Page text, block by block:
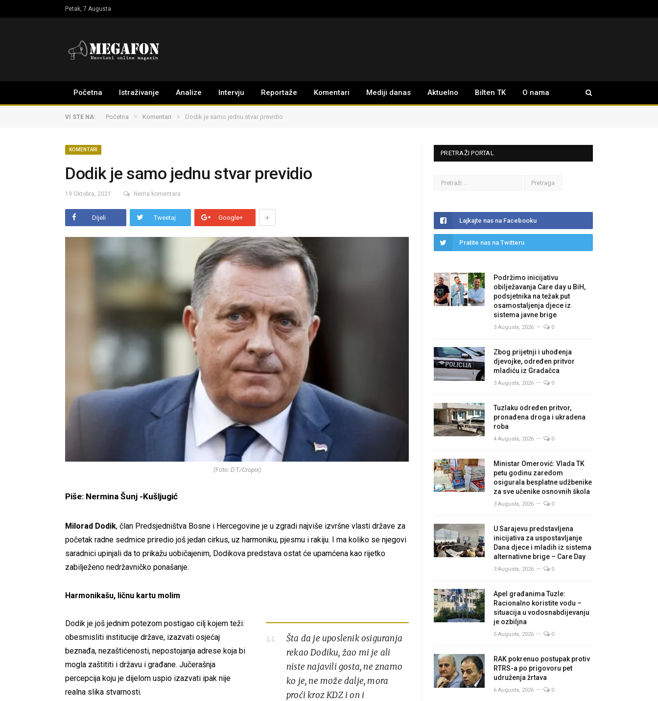
Petak, 7 Augusta
Početna Istraživanje Analize Intervju Reportaže Komentari Mediji danas Aktuelno Bilten TK O nama
VI STE NA: Početna » Komentari » Dodik je samo jednu stvar previdio
KOMENTARI
Dodik je samo jednu stvar previdio
19 Oktobra, 2021 Nema komentara
Dijeli Tweetaj Google+ +
(Foto: D.T/Cropix)
Piše: Nermina Šunj -Kušljugić
Milorad Dodik, član Predsjedništva Bosne i Hercegovine je u zgradi najviše izvršne vlasti države za
početak radne sedmice priredio još jedan cirkus, uz harmoniku, pjesmu i rakiju. I ma koliko se njegovi
saradnici upinjali da to prikažu uobičajenim, Dodikova predstava ostat će upamćena kao rijetko
zabilježeno nedržavničko ponašanje.
Harmonikašu, ličnu kartu molim
Šta da je uposlenik osiguranja
rekao Dodiku, žao mi je ali
niste najavili gosta, ne znamo
ko je, ne može dalje, mora
proći kroz KDZ i on i
Dodik je još jednim potezom postigao cilj kojem teži:
obesmisliti institucije države, izazvati osjećaj
beznađa, nezaštićenosti, nepostojanja adrese koja bi
mogla zaštititi i državu i građane. Jučerašnja
percepcija koju je dijelom uspio izazvati ipak nije
realna slika stvarnosti.
PRETRAŽI PORTAL
Lajkajte nas na Facebooku
Pratite nas na Twitteru
Podržimo inicijativu
obilježavanja Care day u BiH,
podsjetnika na težak put
osamostaljenja djece iz
sistema javne brige
3 Augusta, 2026 0
Zbog prijetnji i uhođenja
djevojke, određen pritvor
mladiću iz Gradačca
3 Augusta, 2026 0
Tuzlaku određen pritvor,
pronađena droga i ukradena
roba
4 Augusta, 2026 0
Ministar Omerović: Vlada TK
petu godinu zaredom
osigurala besplatne udžbenike
za sve učenike osnovnih škola
3 Augusta, 2026 0
U Sarajevu predstavljena
inicijativa za uspostavljanje
Dana djece i mladih iz sistema
alternativne brige – Care Day
3 Augusta, 2026 0
Apel građanima Tuzle:
Racionalno koristite vodu –
situacija u vodosnabdijevanju
je ozbiljna
5 Augusta, 2026 0
RAK pokrenuo postupak protiv
RTRS-a po prigovoru pet
udruženja žrtava
6 Augusta, 2026 0